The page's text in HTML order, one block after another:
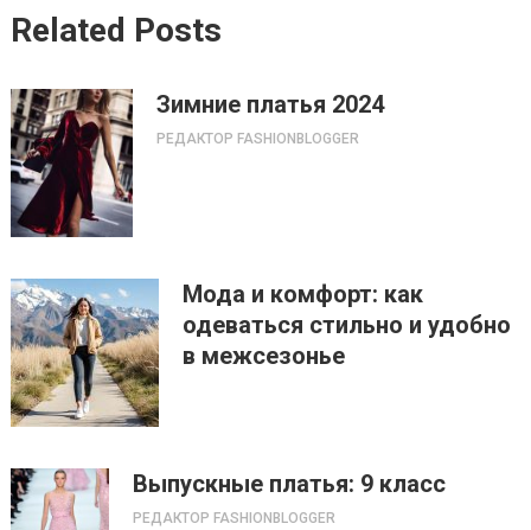
Related Posts
Зимние платья 2024
РЕДАКТОР FASHIONBLOGGER
Мода и комфорт: как
одеваться стильно и удобно
в межсезонье
Выпускные платья: 9 класс
РЕДАКТОР FASHIONBLOGGER